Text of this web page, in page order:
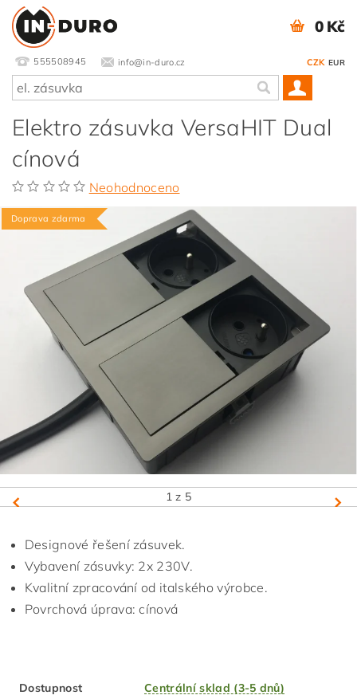
555508945 info@in-duro.cz CZK EUR
0 Kč
Elektro zásuvka VersaHIT Dual
cínová
Neohodnoceno
Doprava zdarma
1 z 5
Designové řešení zásuvek.
Vybavení zásuvky: 2x 230V.
Kvalitní zpracování od italského výrobce.
Povrchová úprava: cínová
Dostupnost Centrální sklad (3-5 dnů)